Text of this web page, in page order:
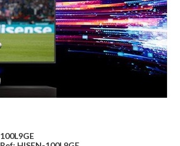
100L9GE